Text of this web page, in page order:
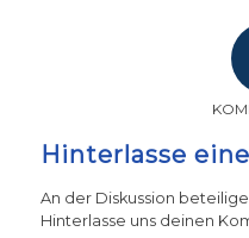
Hinterlasse
An der Diskussion
Hinterlasse uns deinen